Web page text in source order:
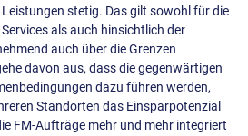
stetig. Das gilt sowohl für die
als auch hinsichtlich der
auch über die Grenzen
davon aus, dass die gegenwärtigen
dazu führen werden,
Standorten das Einsparpotenzial
FM-Aufträge mehr und mehr integriert